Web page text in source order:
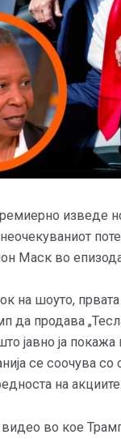
изведе
Маск во епизода
на шоуто,
да продава
јавно ја
се соочува со
на акциите.
видео во кое